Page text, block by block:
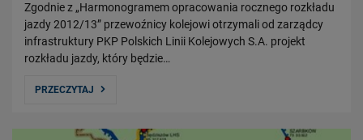
Zgodnie z „Harmonogramem opracowania rocznego rozkładu
jazdy 2012/13” przewoźnicy kolejowi otrzymali od zarządcy
infrastruktury PKP Polskich Linii Kolejowych S.A. projekt
rozkładu jazdy, który będzie…
PRZECZYTAJ